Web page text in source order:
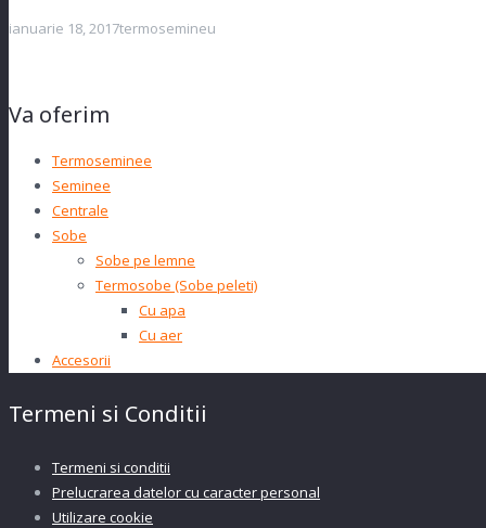
ianuarie 18, 2017termosemineu
Va oferim
Termoseminee
Seminee
Centrale
Sobe
Sobe pe lemne
Termosobe (Sobe peleti)
Cu apa
Cu aer
Accesorii
Termeni si Conditii
Termeni si conditii
Prelucrarea datelor cu caracter personal
Utilizare cookie